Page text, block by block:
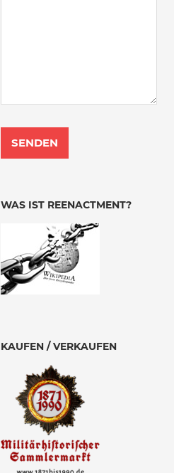
WAS IST REENACTMENT?
KAUFEN / VERKAUFEN